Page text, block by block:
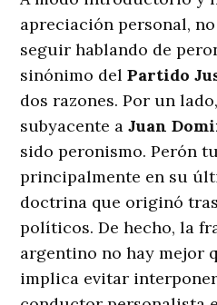
apreciación personal,
seguir hablando de
sinónimo delPartido
dos razones. Por un
subyacente aJuan
sido peronismo. Perón
principalmente en su
doctrina que originó
políticos. De hecho, la
argentino no hay mejor
implica evitar